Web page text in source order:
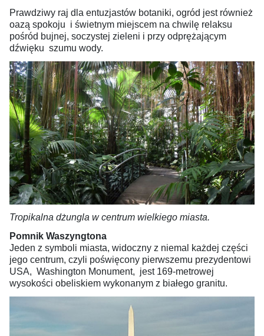
Prawdziwy raj dla entuzjastów botaniki, ogród jest również
oazą spokoju i świetnym miejscem na chwilę relaksu
pośród bujnej, soczystej zieleni i przy odprężającym
dźwięku szumu wody.
Tropikalna dżungla w centrum wielkiego miasta.
Pomnik Waszyngtona
Jeden z symboli miasta, widoczny z niemal każdej części
jego centrum, czyli poświęcony pierwszemu prezydentowi
USA, Washington Monument, jest 169-metrowej
wysokości obeliskiem wykonanym z białego granitu.